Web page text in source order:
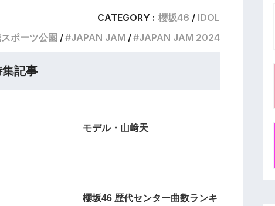
CATEGORY : 櫻坂46
IDOL
ポーツ公園
JAPAN JAM JAPAN JAM 2024
集記事
モデル・山﨑天
櫻坂46 歴代センター曲数ランキ